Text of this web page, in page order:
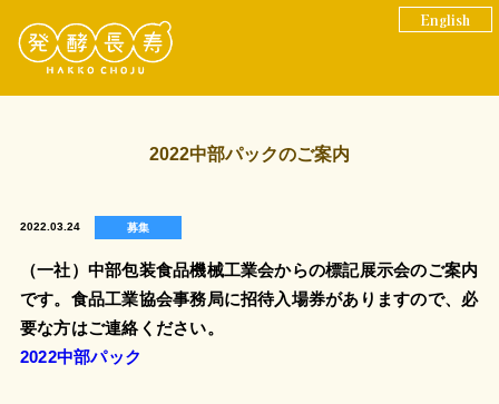
English
2022中部パックのご案内
2022.03.24 募集
（一社）中部包装食品機械工業会からの標記展示会のご案内
です。食品工業協会事務局に招待入場券がありますので、必
要な方はご連絡ください。
2022中部パック